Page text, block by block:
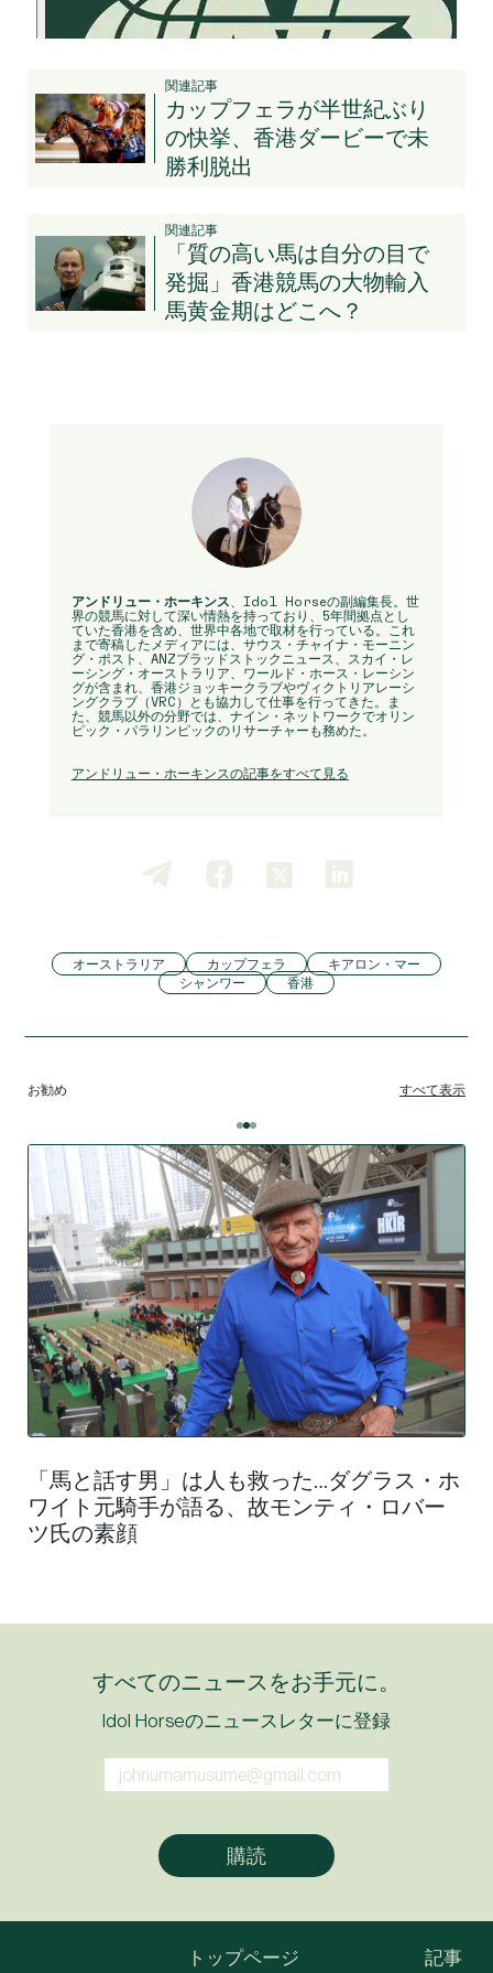
関連記事
カップフェラが半世紀ぶり
の快挙、香港ダービーで未
勝利脱出
関連記事
「質の高い馬は自分の目で
発掘」香港競馬の大物輸入
馬黄金期はどこへ？
アンドリュー・ホーキンス 、Idol Horseの副編集長。世
界の競馬に対して深い情熱を持っており、5年間拠点とし
ていた香港を含め、世界中各地で取材を行っている。これ
まで寄稿したメディアには、サウス・チャイナ・モーニン
グ・ポスト、ANZブラッドストックニュース、スカイ・レ
ーシング・オーストラリア、ワールド・ホース・レーシン
グが含まれ、香港ジョッキークラブやヴィクトリアレーシ
ングクラブ（VRC）とも協力して仕事を行ってきた。ま
た、競馬以外の分野では、ナイン・ネットワークでオリン
ピック・パラリンピックのリサーチャーも務めた。
アンドリュー・ホーキンスの記事をすべて見る
オーストラリア カップフェラ
キアロン・マー
シャンワー
香港
お勧め すべて表示
「馬と話す男」は人も救った…ダグラス・ホ
ワイト元騎手が語る、故モンティ・ロバー
ツ氏の素顔
すべてのニュースをお手元に。
Idol Horseのニュースレターに登録
トップページ
記事